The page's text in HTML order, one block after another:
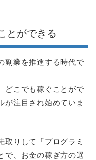
とができる
副業を推進する時代で
どこでも稼ぐことがで
が注目され始めていま
取りして「プログラミ
で、お金の稼ぎ方の選